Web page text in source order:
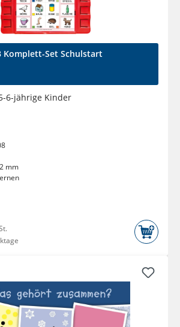
Komplett-Set Schulstart
6-jährige Kinder
mm